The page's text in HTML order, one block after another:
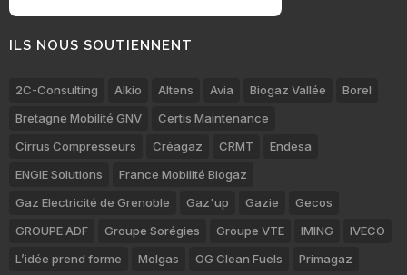
ILS NOUS SOUTIENNENT
2C-Consulting Alkio Altens Avia Biogaz Vallée
Borel
Bretagne Mobilité GNV
Certis Maintenance
Cirrus Compresseurs
Créagaz CRMT
Endesa
ENGIE Solutions
France Mobilité Biogaz
Gaz Electricité de Grenoble
Gaz'up Gazie
Gecos
GROUPE ADF
Groupe Sorégies Groupe VTE IMING
IVECO
L’idée prend forme
Molgas OG Clean Fuels Primagaz